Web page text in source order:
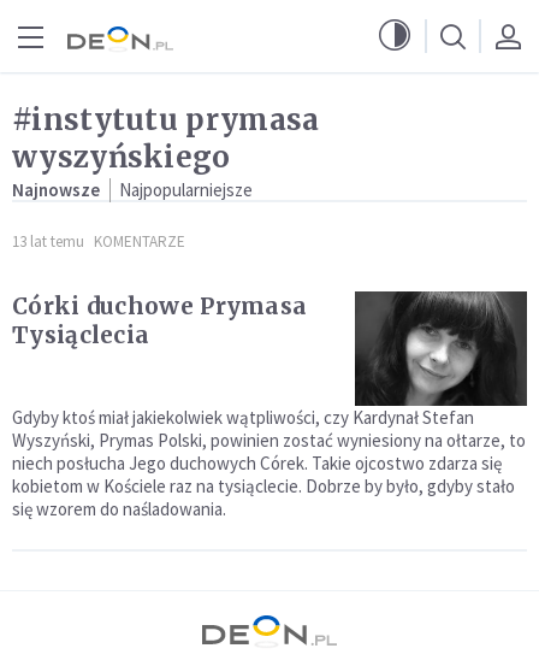
#instytutu prymasa
wyszyńskiego
Najnowsze Najpopularniejsze
13 lat temu KOMENTARZE
Córki duchowe Prymasa
Tysiąclecia
Gdyby ktoś miał jakiekolwiek wątpliwości, czy Kardynał Stefan
Wyszyński, Prymas Polski, powinien zostać wyniesiony na ołtarze, to
niech posłucha Jego duchowych Córek. Takie ojcostwo zdarza się
kobietom w Kościele raz na tysiąclecie. Dobrze by było, gdyby stało
się wzorem do naśladowania.